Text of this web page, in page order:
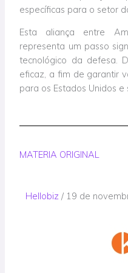
específicas para o setor
Esta aliança entre
representa um passo
tecnológico da defesa.
eficaz, a fim de garantir
para os Estados Unidos e
MATERIA ORIGINAL
Hellobiz / 19 de